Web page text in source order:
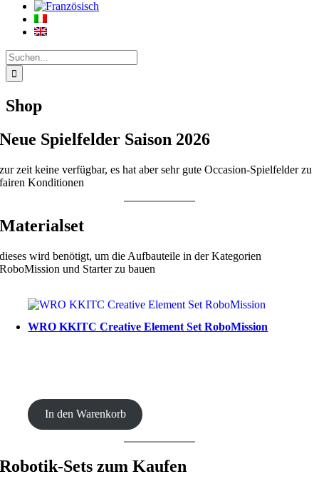
Suche
nach:
Shop
Neue Spielfelder Saison 2026
zur zeit keine verfügbar, es hat aber sehr gute Occasion-Spielfelder zu
fairen Konditionen
Materialset
dieses wird benötigt, um die Aufbauteile in der Kategorien
RoboMission und Starter zu bauen
WRO KKITC Creative Element Set RoboMission
In den Warenkorb
Robotik-Sets zum Kaufen